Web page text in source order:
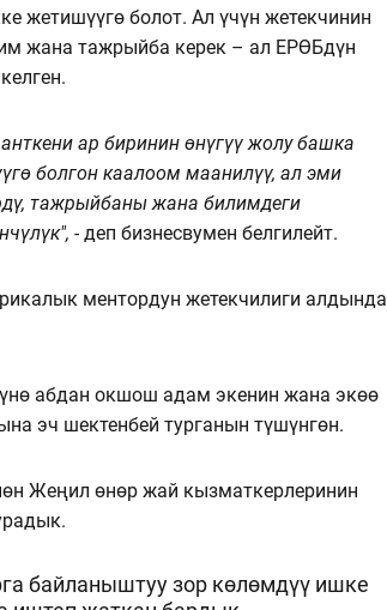
жетишүүгө болот. Ал үчүн жетекчинин
жана тажрыйба керек – ал ЕРӨБдүн
ар биринин өнүгүү жолу башка
болгон каалоом маанилүү, ал эми
тажрыйбаны жана билимдеги
- деп бизнесвумен белгилейт.
ментордун жетекчилиги алдында
абдан окшош адам экенин жана экөө
эч шектенбей турганын түшүнгөн.
Жеңил өнөр жай кызматкерлеринин
байланыштуу зор көлөмдүү ишке